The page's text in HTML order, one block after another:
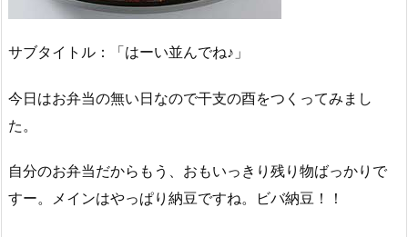
サブタイトル：「はーい並んでね♪」
今日はお弁当の無い日なので干支の酉をつくってみまし
た。
自分のお弁当だからもう、おもいっきり残り物ばっかりで
すー。メインはやっぱり納豆ですね。ビバ納豆！！